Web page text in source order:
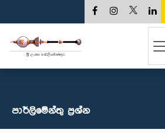
පාර්ලි‌මේන්තු‌ ප්‍රශ්න